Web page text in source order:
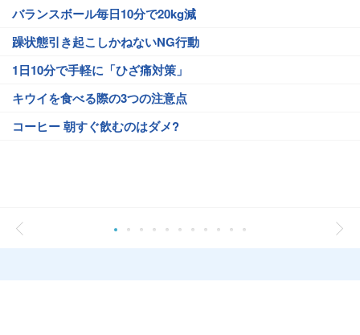
バランスボール毎日10分で20kg減
躁状態引き起こしかねないNG行動
1日10分で手軽に「ひざ痛対策」
キウイを食べる際の3つの注意点
コーヒー 朝すぐ飲むのはダメ?